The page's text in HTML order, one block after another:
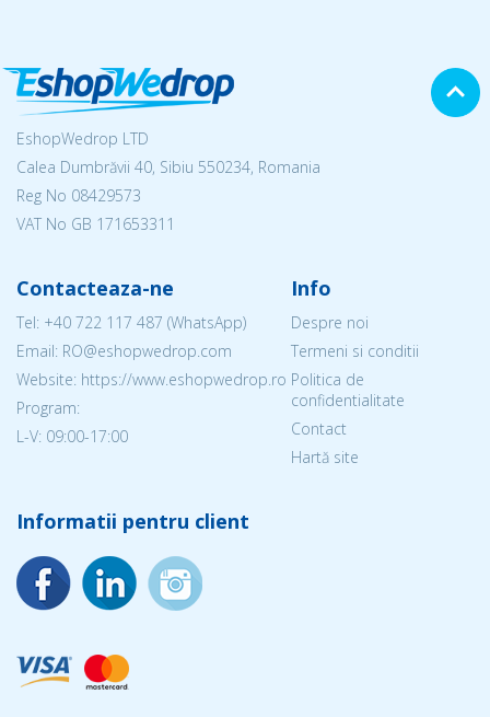
EshopWedrop LTD
Calea Dumbrăvii 40, Sibiu 550234, Romania
Reg No 08429573
VAT No GB 171653311
Contacteaza-ne
Tel: +40 722 117 487 (WhatsApp)
Email: RO@eshopwedrop.com
Website: https://www.eshopwedrop.ro
Program:
L-V: 09:00-17:00
Info
Despre noi
Termeni si conditii
Politica de
confidentialitate
Contact
Hartă site
Informatii pentru client